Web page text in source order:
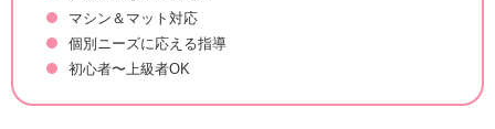
マシン＆マット対応
個別ニーズに応える指導
初心者〜上級者OK